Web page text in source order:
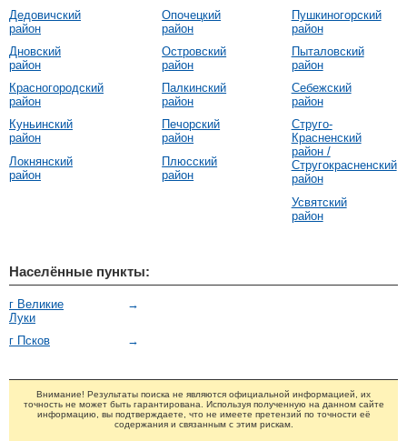
Дедовичский
район
Дновский
район
Красногородский
район
Куньинский
район
Локнянский
район
Опочецкий
район
Островский
район
Палкинский
район
Печорский
район
Плюсский
район
Пушкиногорский
район
Пыталовский
район
Себежский
район
Струго-
Красненский
район /
Стругокрасненский
район
Усвятский
район
Населённые пункты:
→
г Великие
Луки
→
г Псков
Внимание! Результаты поиска не являются официальной информацией, их
точность не может быть гарантирована. Используя полученную на данном сайте
информацию, вы подтверждаете, что не имеете претензий по точности её
содержания и связанным с этим рискам.